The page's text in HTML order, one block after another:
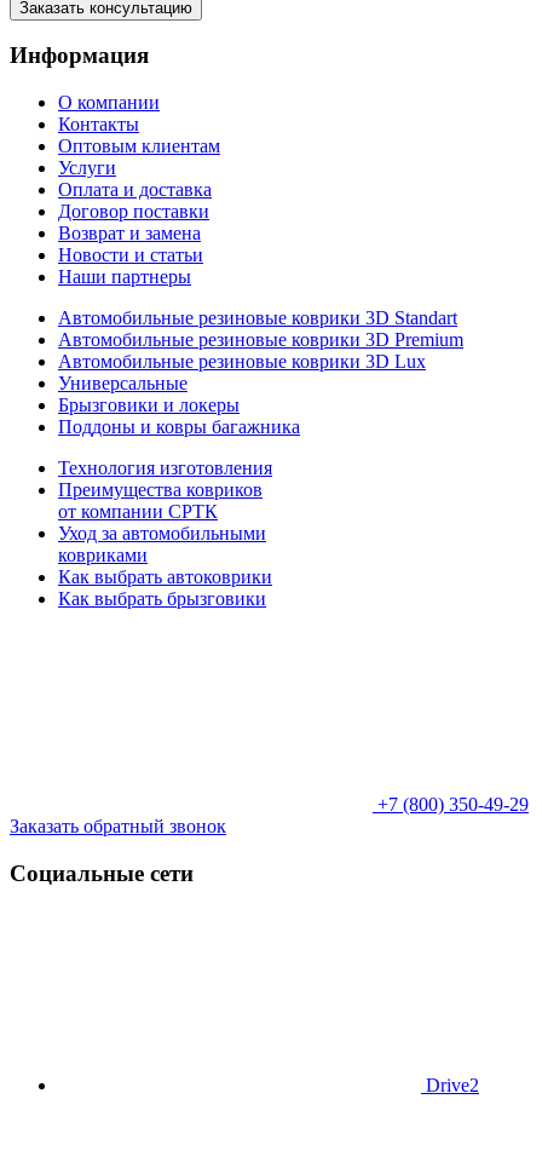
Заказать консультацию
Информация
О компании
Контакты
Оптовым клиентам
Услуги
Оплата и доставка
Договор поставки
Возврат и замена
Новости и статьи
Наши партнеры
Автомобильные резиновые коврики 3D Standart
Автомобильные резиновые коврики 3D Premium
Автомобильные резиновые коврики 3D Lux
Универсальные
Брызговики и локеры
Поддоны и ковры багажника
Технология изготовления
Преимущества ковриков
от компании СРТК
Уход за автомобильными
ковриками
Как выбрать автоковрики
Как выбрать брызговики
+7 (800) 350-49-29
Заказать обратный звонок
Социальные сети
Drive2